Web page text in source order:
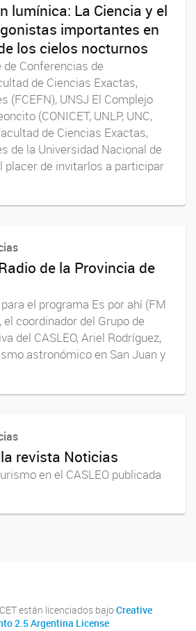
lumínica: La Ciencia y el
importantes en
los cielos nocturnos
Conferencias de
de Ciencias Exactas,
(FCEFN), UNSJ El Complejo
(CONICET, UNLP, UNC,
de Ciencias Exactas,
de la Universidad Nacional de
placer de invitarlos a participar
de la Provincia de
el programa Es por ahí (FM
coordinador del Grupo de
del CASLEO, Ariel Rodríguez,
astronómico en San Juan y
la revista Noticias
en el CASLEO publicada
están licenciados bajo Creative
2.5 Argentina License